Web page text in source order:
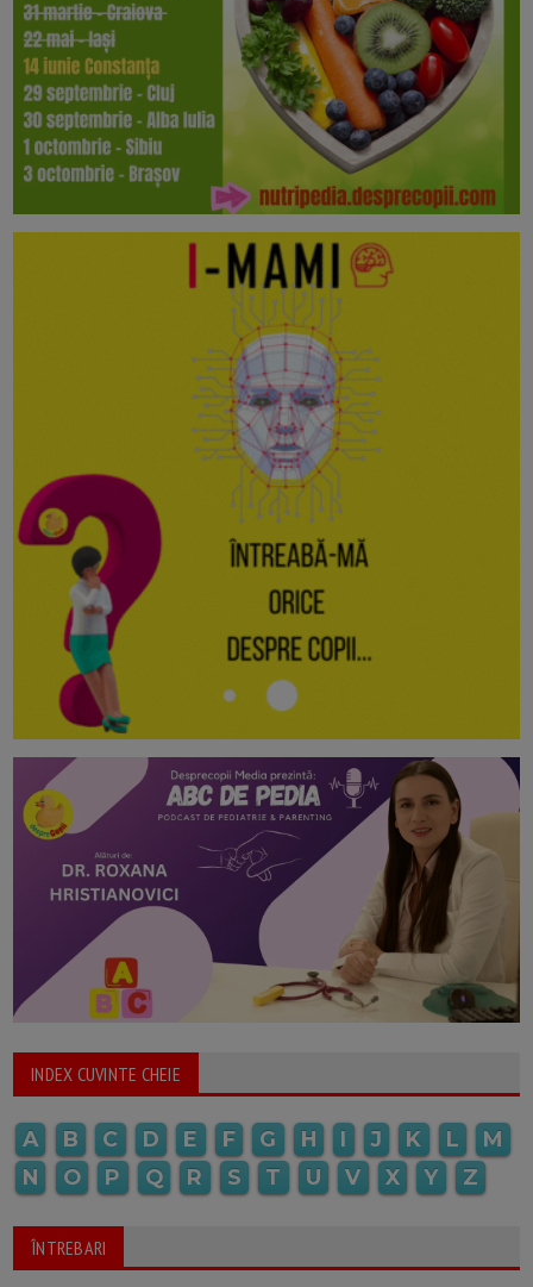
INDEX CUVINTE CHEIE
A B C D E F G H I J K L
M
N
O P Q R S T U V X Y Z
ÎNTREBARI